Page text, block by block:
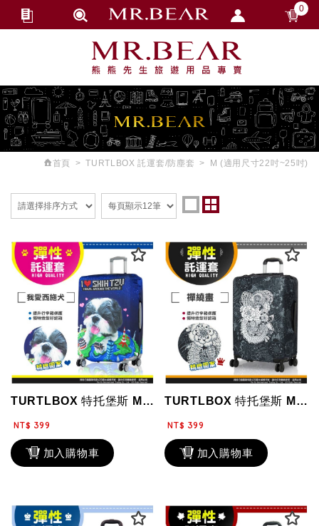
首頁 TURTLBOX 託運套/防塵套 M (適用尺寸22吋~25吋)
TURTLBOX 特托堡斯 M號 行李箱防塵套 防潑水 彈性旅行箱套 潛水布 防...
NT$ 399
加入購物車
TURTLBOX 特托堡斯 M號 旅行箱套 彈性託運套 精緻插畫 保護套 彈性潛...
NT$ 399
加入購物車
0
會員登入
會員註冊
忘記密碼
訂單查詢
追蹤清單
繁體中文